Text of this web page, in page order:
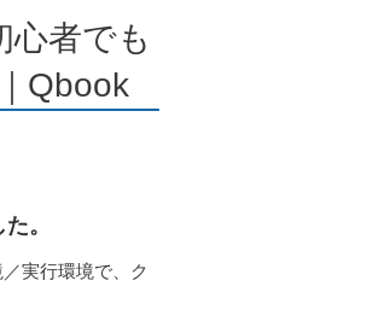
者でも
Qbook
。
実行環境で、ク